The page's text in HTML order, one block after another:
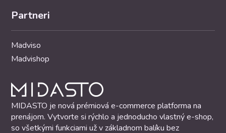
Partneri
Madviso
Madvishop
MIDASTO je nová prémiová e-commerce platforma na
prenájom. Vytvorte si rýchlo a jednoducho vlastný e-shop,
so všetkými funkciami už v základnom balíku bez